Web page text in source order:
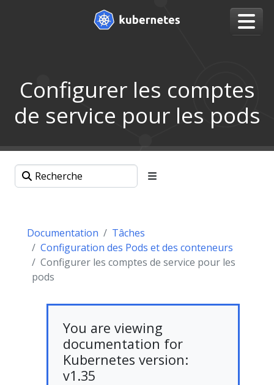
Configurer les comptes
de service pour les pods
Documentation
Tâches
Configuration des Pods et des conteneurs
Configurer les comptes de service pour les
pods
You are viewing
documentation for
Kubernetes version:
v1.35